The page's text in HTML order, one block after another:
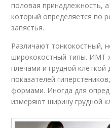
половая принадлежность,
который определяется по
запястья.
Различают тонкокостный,
ширококостный типы. ИМТ
плечами и грудной
показателей
формами. Иногда для
измеряют ширину грудной